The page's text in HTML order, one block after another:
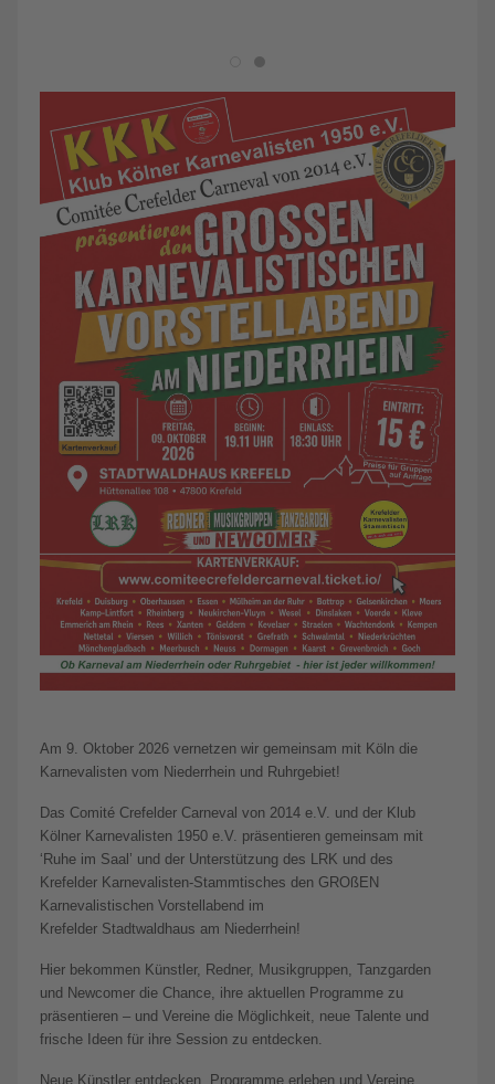
Am 9. Oktober 2026 vernetzen wir gemeinsam mit Köln die
Karnevalisten vom Niederrhein und Ruhrgebiet!
Das Comité Crefelder Carneval von 2014 e.V. und der Klub
Kölner Karnevalisten 1950 e.V. präsentieren gemeinsam mit
‘Ruhe im Saal’ und der Unterstützung des LRK und des
Krefelder Karnevalisten-Stammtisches den GROßEN
Karnevalistischen Vorstellabend im
Krefelder Stadtwaldhaus am Niederrhein!
Hier bekommen Künstler, Redner, Musikgruppen, Tanzgarden
und Newcomer die Chance, ihre aktuellen Programme zu
präsentieren – und Vereine die Möglichkeit, neue Talente und
frische Ideen für ihre Session zu entdecken.
Neue Künstler entdecken, Programme erleben und Vereine